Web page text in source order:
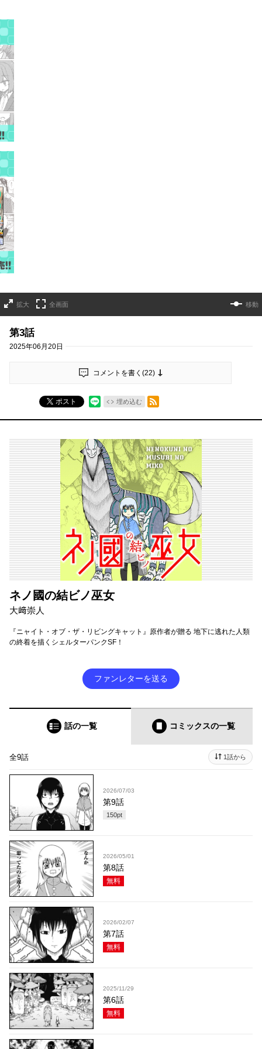
拡大 全画面 移動
第3話
2025年06月20日
コメントを書く(22)
ポスト 埋め込む
RSSフィード
ネノ國の結ビノ巫女
大﨑崇人
『ニャイト・オブ・ザ・リビングキャット』原作者が贈る 地下に逃れた人類
の終着を描くシェルターパンクSF！
ファンレターを送る
話の一覧 コミックスの一覧
全9話 1話から
2026/07/03
第9話
150pt
2026/05/01
第8話
無料
2026/02/07
第7話
無料
2025/11/29
第6話
無料